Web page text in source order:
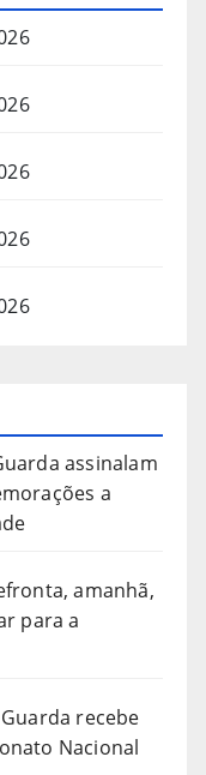
assinalam
a
amanhã,
para a
recebe
Nacional